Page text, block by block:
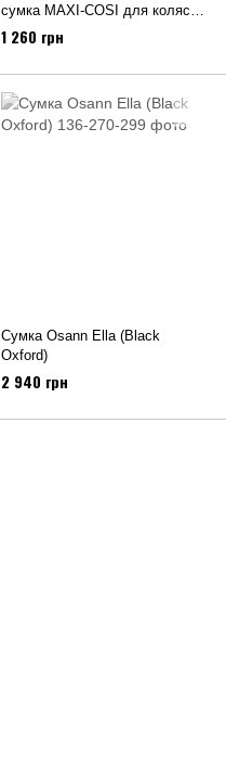
сумка MAXI-COSI для колясок
Leona 2, Soho, Lara 2
1 260 грн
Сумка Osann Ella (Black
Oxford)
2 940 грн